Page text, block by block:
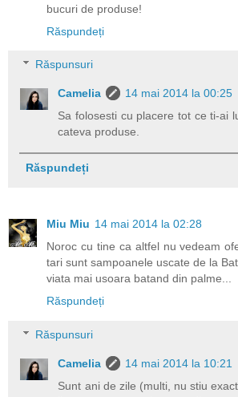
bucuri de produse!
Răspundeți
Răspunsuri
Camelia
14 mai 2014 la 00:25
Sa folosesti cu placere tot ce ti-ai
cateva produse.
Răspundeți
Miu Miu 14 mai 2014 la 02:28
Noroc cu tine ca altfel nu vedeam
tari sunt sampoanele uscate de la
viata mai usoara batand din palme...
Răspundeți
Răspunsuri
Camelia
14 mai 2014 la 10:21
Sunt ani de zile (multi, nu stiu